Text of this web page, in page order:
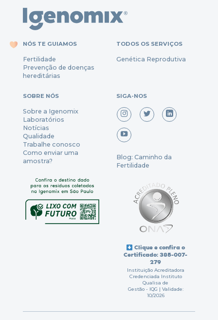
NÓS TE GUIAMOS
Fertilidade
Prevenção dedoenças
hereditárias
TODOS OS SERVIÇOS
Genética Reprodutiva
SOBRE NÓS
Sobre a Igenomix
Laboratórios
Notícias
Qualidade
Trabalhe conosco
Como enviar uma
amostra?
SIGA-NOS
Blog: Caminho da
Fertilidade
Clique e confira o
Certificado: 385-007-
279
Instituição Acreditadora
Credenciada Instituto
Qualisa de
Gestão - IQG | Validade:
10/2026